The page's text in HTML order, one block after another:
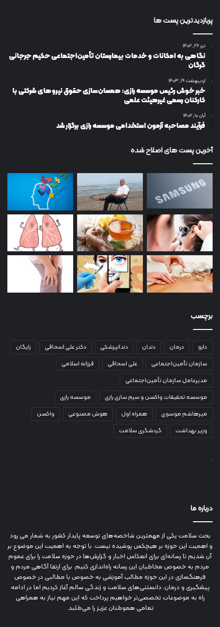
پربازدیدترین پست ها
تیر ۲۶, ۱۴۰۲
نگاهی به امکانات و خدمات بیمارستان تأمین‌اجتماعی حکیم جرجانی
گرگان
اردیبهشت ۱۹, ۱۴۰۳
خبر خوش رئیس موسسه رازی: همسان‌سازی حقوق نیروهای شرکتی با
کارکنان رسمی غیرهیئت علمی
آبان ۱۰, ۱۴۰۲
فرآیند مصاحبه آزمون استخدامی موسسه رازی برگزار شد
آخرین پست های اصلاح شده
برچسب
دارو درمان دندان دندانپزشکی دکتر علی اسحاقی
رایگان
سازمان تأمین‌اجتماعی
علی اسحاقی
فرزانه اسلامی
مدیرعامل سازمان تأمین‌اجتماعی
موسسه تحقیقات واکسن و سرم سازی رازی
موسسه رازی
میرهاشم موسوی
همراه اول هوش مصنوعی
واکسن
وزیر بهداشت
گردشگری سلامت
درباره ما
بحث سلامت یکی از مهمترین شاخصه‌های توسعه پایدار کشور به شمار می رود
و اهمیت این حوزه بر هیچکس پوشیده نیست. با توجه به اهمیت این موضوع بر
آن شدیم تا رسانه‌ای برای انعکاس اخبار و گزارش‌ها در حوزه سلامت را برای عموم
مردم به خصوص مخاطبان این رسانه راه‌اندازی کنیم. برای ارتقا آگاهی مردم و
فرهنگسازی در این حوزه مطالب آموزشی به خصوص با مطالبی در خصوص
پیشگیری و درمان، دانستنی‌های سلامت و زندگی سالم آغاز کردیم اما در ادامه
راه به موضوعات تخصصی‌تر خواهیم پرداخت که این مهم نیاز به همراهی
تمامی هموطنان عزیز را می‌طلبد.